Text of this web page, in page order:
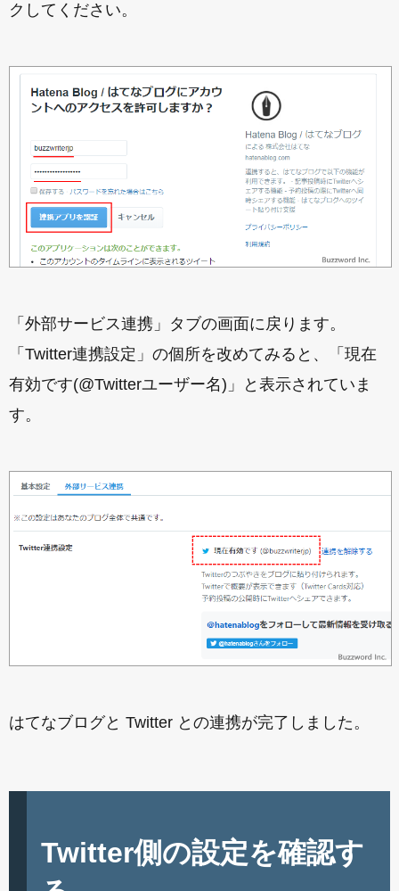
クしてください。
「外部サービス連携」タブの画面に戻ります。
「Twitter連携設定」の個所を改めてみると、「現在
有効です(@Twitterユーザー名)」と表示されていま
す。
はてなブログと Twitter との連携が完了しました。
Twitter側の設定を確認す